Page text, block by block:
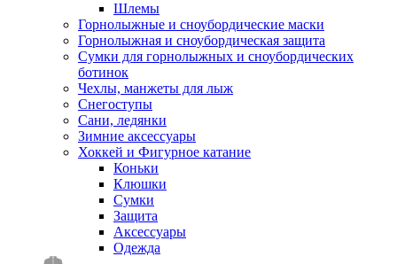
Шлемы
Горнолыжные и сноубордические маски
Горнолыжная и сноубордическая защита
Сумки для горнолыжных и сноубордических
ботинок
Чехлы, манжеты для лыж
Снегоступы
Сани, ледянки
Зимние аксессуары
Хоккей и Фигурное катание
Коньки
Клюшки
Сумки
Защита
Аксессуары
Одежда